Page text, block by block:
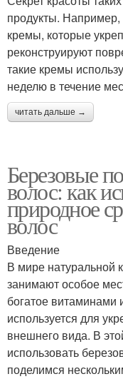
продукты.
кремы, которые
реконструируют
такие кремы
неделю в течение
читать дальше →
Березовые
волос: как
природное
волос
Введение
В мире натуральной
занимают особое
богатое
используется для
внешнего вида. В
использовать
поделимся